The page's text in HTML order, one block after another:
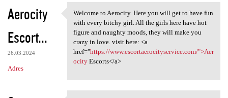
Aerocity
Escort...
26.03.2024
Adres
Welcome to Aerocity. Here you
Welcome to Aerocity. Here you will get to have fun
with every bitchy girl. All the girls here have hot
figure and naughty moods, they will make you
crazy in love. visit here: <a
href="https://www.escortaerocityservice.com/">Aer
ocityEscorts</a>